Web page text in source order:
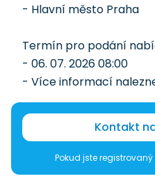
- Hlavní město Praha
Termín pro podání
- 06. 07. 2026 08:00
- Více informací
Kontakt
Pokud jste